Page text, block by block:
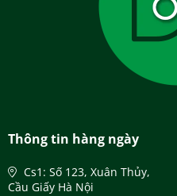
Thông tin hàng ngày
Cs1: Số 123, Xuân Thủy,
Cầu Giấy Hà Nội